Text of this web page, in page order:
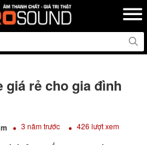
giá rẻ cho gia đình
3 năm trước 426 lượt xem